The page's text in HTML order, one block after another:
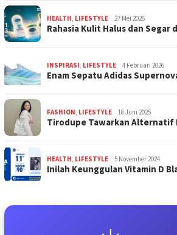
HEALTH, LIFESTYLE 27 Mei 2026
Rahasia Kulit Halus dan
INSPIRASI, LIFESTYLE 4 Februari 2026
Enam Sepatu Adidas
FASHION, LIFESTYLE 18 Juni 2025
Tirodupe Tawarkan Alternatif
HEALTH, LIFESTYLE 5 November 2024
Inilah Keunggulan Vitamin D